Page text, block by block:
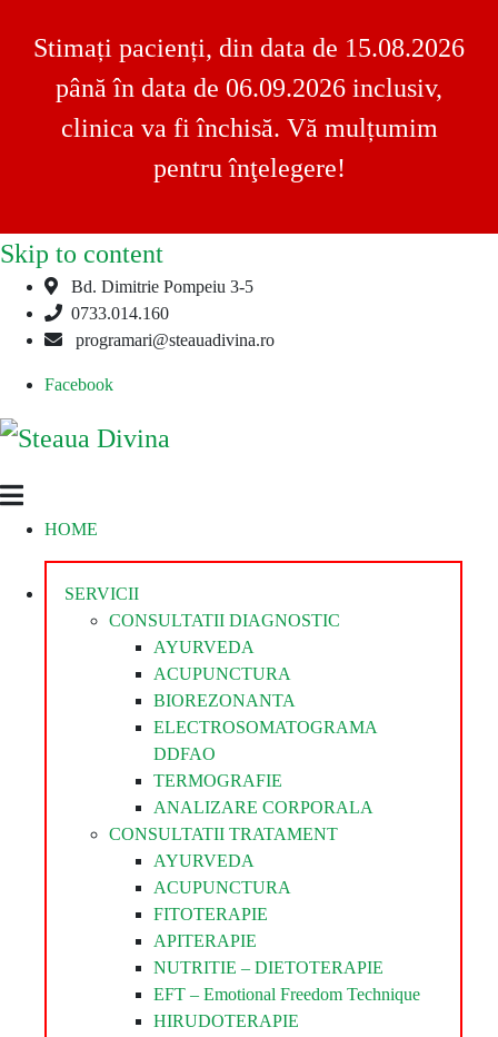
Stimați pacienți, din data de 15.08.2026
până în data de 06.09.2026 inclusiv,
clinica va fi închisă. Vă mulțumim
pentru înţelegere!
Skip to content
Bd. Dimitrie Pompeiu 3-5
0733.014.160
programari@steauadivina.ro
Facebook
Steaua
Divina
Clinica
SteauaHOME
SERVICII
CONSULTATII DIAGNOSTIC
AYURVEDA
ACUPUNCTURA
BIOREZONANTA
ELECTROSOMATOGRAMA
DDFAO
TERMOGRAFIE
ANALIZARE CORPORALA
CONSULTATII TRATAMENT
AYURVEDA
ACUPUNCTURA
FITOTERAPIE
APITERAPIE
NUTRITIE – DIETOTERAPIE
EFT – Emotional Freedom Technique
HIRUDOTERAPIE